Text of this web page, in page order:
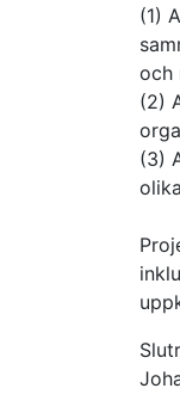
(1)
och
(2)
(3)